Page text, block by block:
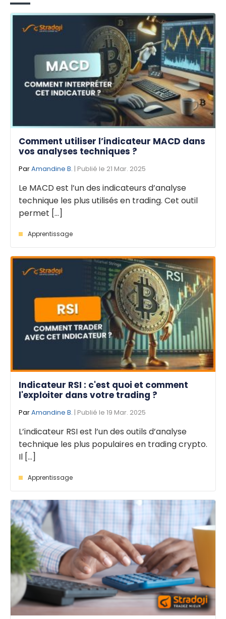
Comment utiliser l’indicateur MACD dans
vos analyses techniques ?
ParAmandine B. | Publié le 21 Mar. 2025
Le MACD est l’un des indicateurs d’analyse
technique les plus utilisés en trading. Cet outil
permet [...]
Apprentissage
Indicateur RSI : c'est quoi et comment
l'exploiter dans votre trading ?
ParAmandine B. | Publié le 19 Mar. 2025
L’indicateur RSI est l’un des outils d’analyse
technique les plus populaires en trading crypto.
Il [...]
Apprentissage